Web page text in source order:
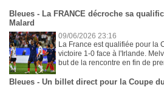
Bleues - La FRANCE décroche sa
Malard
09/06/2026 23:16
La France est qualifiée pour la
victoire 1-0 face à l'Irlande.
but de la rencontre en fin de
Bleues - Un billet direct pour la Coupe